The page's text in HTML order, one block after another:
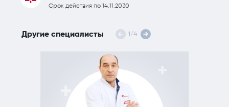
Срок действия по 14.11.2030
Другие специалисты 1 /4